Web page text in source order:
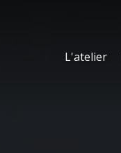
L'atelier